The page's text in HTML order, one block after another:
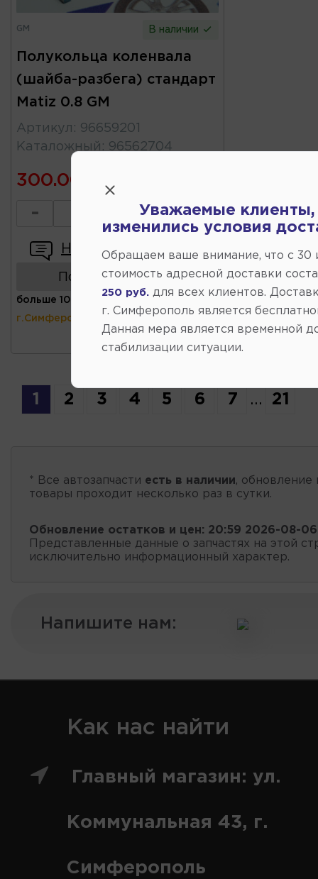
GM В наличии
Полукольца коленвала
(шайба-разбега) стандарт
Matiz 0.8 GM
Артикул : 96659201
Каталожный : 96562704
300.00
-
Написать отзыв
Показать аналоги
больше 10 шт (ул.Коммунальная 43,
г.Симферополь)
1 2 3 4 5 6 7 ... 21
* Все автозапчасти есть в наличии, обновление
товары проходит несколько раз в сутки.
Обновление остатков и цен: 20:59 2026-08-06
Представленные данные о запчастях на этой
исключительно информационный характер.
Напишите нам:
Как нас найти
Главный магазин: ул.
Коммунальная 43, г.
Симферополь
Уважаемые клиенты,
изменились условия
Обращаем ваше внимание, что c 30
стоимость адресной доставки
250 руб.
для всех клиентов.
г. Симферополь является
Данная мера является временной
стабилизации ситуации.